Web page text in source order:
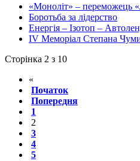
«Моноліт» – переможець
Боротьба за лідерство
Енергія – Ізотоп –
ІV Меморіал Степана
Сторінка 2 з 10
«
Початок
Попередня
1
2
3
4
5